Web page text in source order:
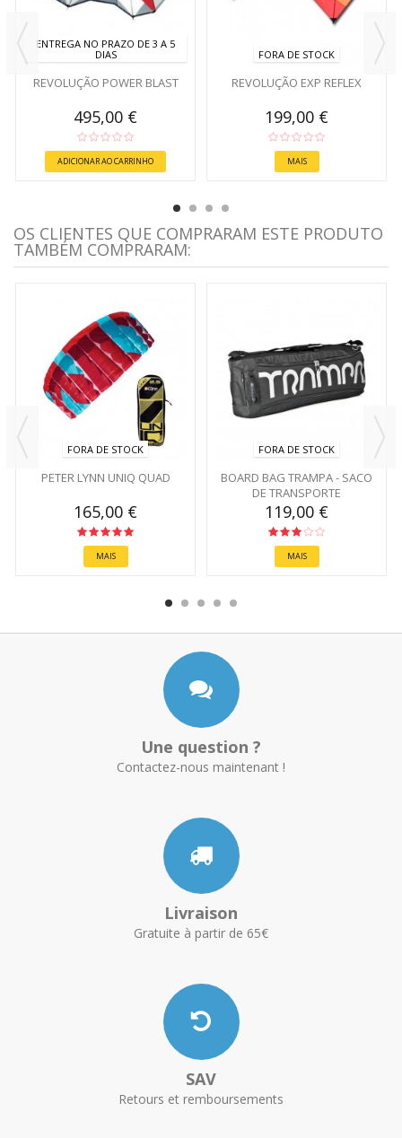
ENTREGA NO PRAZO DE 3 A 5
DIAS
REVOLUÇÃO POWER BLAST
495,00 €
ADICIONAR AO CARRINHO
FORA DE STOCK
REVOLUÇÃO EXP REFLEX
199,00 €
MAIS
OS CLIENTES QUE COMPRARAM ESTE PRODUTO
TAMBÉM COMPRARAM:
FORA DE STOCK
PETER LYNN UNIQ QUAD
165,00 €
MAIS
FORA DE STOCK
BOARD BAG TRAMPA - SACO
DE TRANSPORTE
119,00 €
MAIS
Une question ?
Contactez-nous maintenant !
Livraison
Gratuite à partir de 65€
SAV
Retours et remboursements